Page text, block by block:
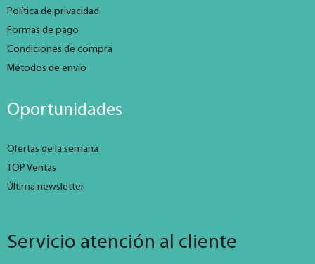
Política de privacidad
Formas de pago
Condiciones de compra
Métodos de envío
Oportunidades
Ofertas de la semana
TOP Ventas
Última newsletter
Servicio atención al cliente